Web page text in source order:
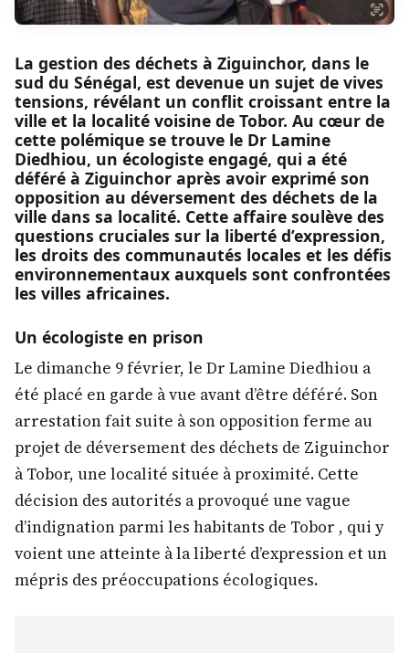
La gestion des déchets à Ziguinchor, dans le
sud du Sénégal, est devenue un sujet de vives
tensions, révélant un conflit croissant entre la
ville et la localité voisine de Tobor. Au cœur de
cette polémique se trouve le Dr Lamine
Diedhiou, un écologiste engagé, qui a été
déféré à Ziguinchor après avoir exprimé son
opposition au déversement des déchets de la
ville dans sa localité. Cette affaire soulève des
questions cruciales sur la liberté d’expression,
les droits des communautés locales et les défis
environnementaux auxquels sont confrontées
les villes africaines.
Un écologiste en prison
Le dimanche 9 février, le Dr Lamine Diedhiou a
été placé en garde à vue avant d’être déféré. Son
arrestation fait suite à son opposition ferme au
projet de déversement des déchets de Ziguinchor
à Tobor, une localité située à proximité. Cette
décision des autorités a provoqué une vague
d’indignation parmi les habitants de Tobor , qui y
voient une atteinte à la liberté d’expression et un
mépris des préoccupations écologiques.